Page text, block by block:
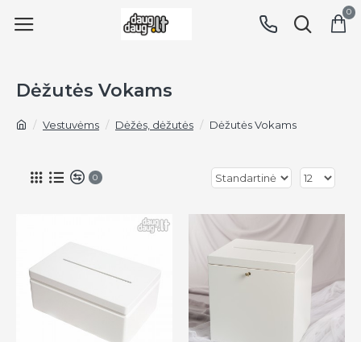
0
Vestuvėms Dėžės, dėžutės Dėžutės Vokams
Dėžutės Vokams
0